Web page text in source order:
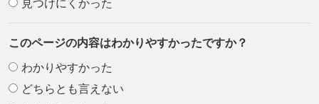
見つけにくかった
このページの内容はわかりやすかったですか？
わかりやすかった
どちらとも言えない